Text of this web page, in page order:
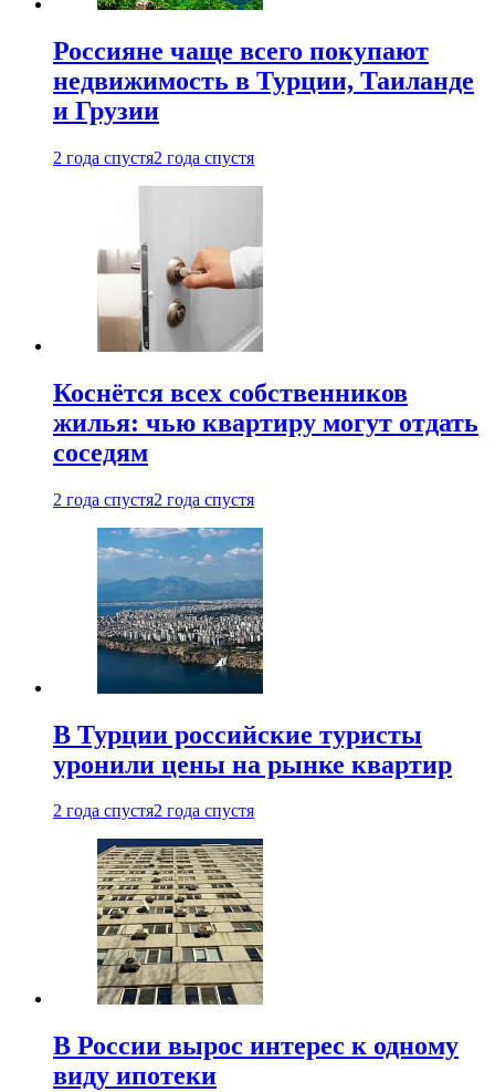
Россияне чаще всего покупают
недвижимость в Турции, Таиланде
и Грузии
2 года спустя2 года спустя
Коснётся всех собственников
жилья: чью квартиру могут отдать
соседям
2 года спустя2 года спустя
В Турции российские туристы
уронили цены на рынке квартир
2 года спустя2 года спустя
В России вырос интерес к одному
виду ипотеки